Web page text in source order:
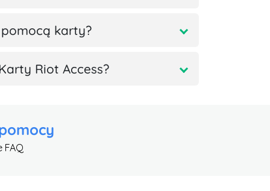
karty?
Riot Access?
FAQ